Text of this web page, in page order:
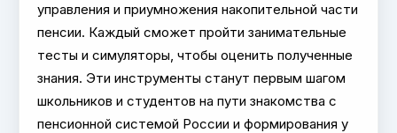
управления и приумножения накопительной части
пенсии. Каждый сможет пройти занимательные
тесты и симуляторы, чтобы оценить полученные
знания. Эти инструменты станут первым шагом
школьников и студентов на пути знакомства с
пенсионной системой России и формирования у